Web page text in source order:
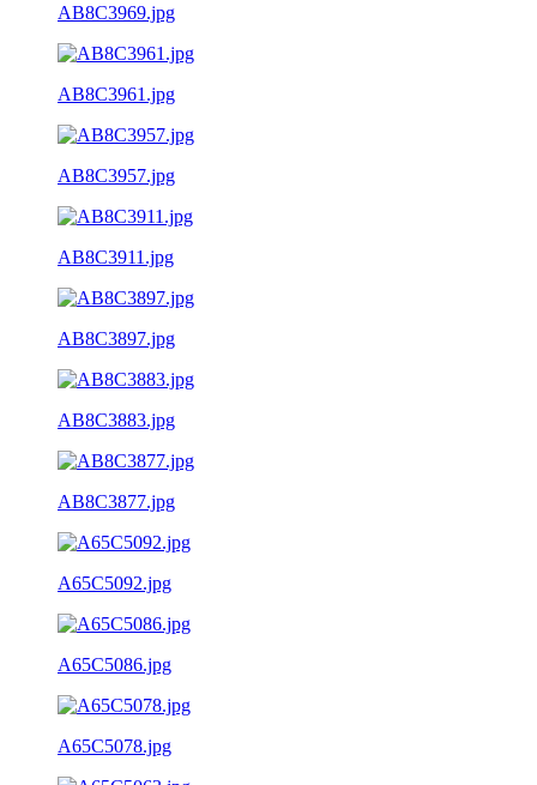
AB8C3969.jpg
AB8C3961.jpg
AB8C3957.jpg
AB8C3911.jpg
AB8C3897.jpg
AB8C3883.jpg
AB8C3877.jpg
A65C5092.jpg
A65C5086.jpg
A65C5078.jpg